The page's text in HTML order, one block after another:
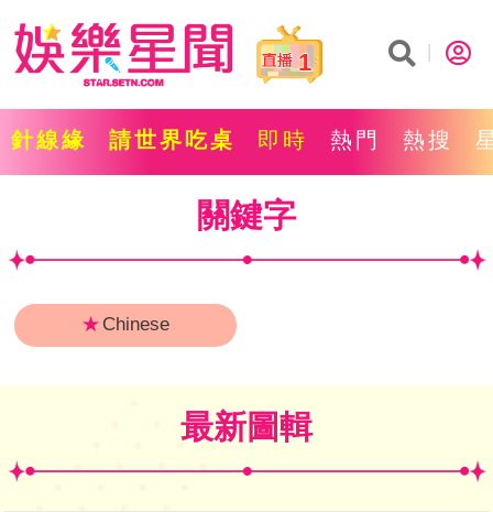
1
針線緣 請世界吃桌 即時 熱門 熱搜
關鍵字
★ Chinese
最新圖輯